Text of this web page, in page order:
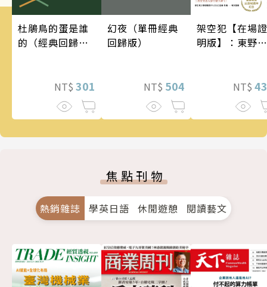
杜鵑鳥的蛋是誰
的（經典回歸
NT$ 301
幻夜（單冊經典
回歸版）
NT$ 504
架空犯【在場證
明版】：東野圭
蝠》系列重磅新
NT$
焦點刊物
熱銷雜誌 學英日語 休閒遊憩 閱讀藝文